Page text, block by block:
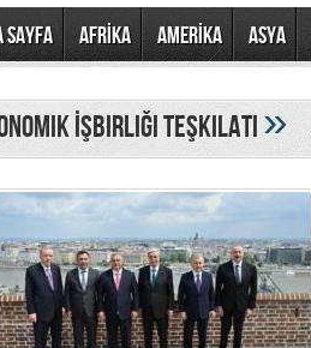
Sayfa AFRİKA AMERİKA ASYA
İşbirliği Teşkilatı»